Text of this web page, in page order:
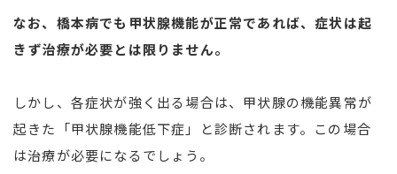
なお、橋本病でも甲状腺機能が正常であれば、症状は起
きず治療が必要とは限りません。
しかし、各症状が強く出る場合は、甲状腺の機能異常が
起きた「甲状腺機能低下症」と診断されます。この場合
は治療が必要になるでしょう。